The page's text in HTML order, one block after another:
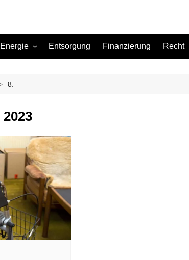
Garten
Küche
Energie
Gas
Entsorgung Finanzierung Recht
8.